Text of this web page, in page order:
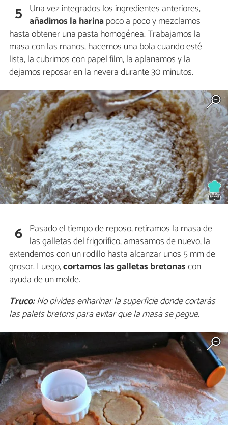
5 Una vez integrados los ingredientes anteriores,
añadimos la harinapoco a poco y mezclamos
hasta obtener una pasta homogénea. Trabajamos la
masa con las manos, hacemos una bola cuando esté
lista, la cubrimos con papel film, la aplanamos y la
dejamos reposar en la nevera durante 30 minutos.
6 Pasado el tiempo de reposo, retiramos la masa de
las galletas del frigorífico, amasamos de nuevo, la
extendemos con un rodillo hasta alcanzar unos 5 mm de
grosor. Luego,cortamos las galletas bretonascon
ayuda de un molde.
Truco:No olvides enharinar la superficie donde cortarás
las palets bretons para evitar que la masa se pegue.